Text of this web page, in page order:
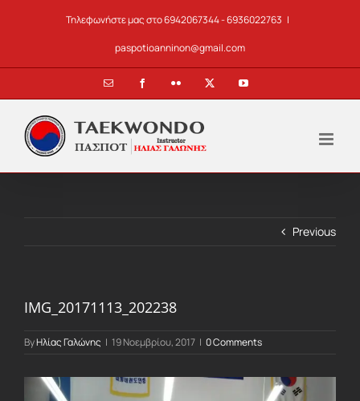
Τηλεφωνήστε μας στο 6942067344 - 6936022763 |
paspotioanninon@gmail.com
Email FacebookFlickr YouTube
Previous
IMG_20171113_202238
ByΗλίας Γαλώνης | 19 Νοεμβρίου, 2017 | 0 Comments